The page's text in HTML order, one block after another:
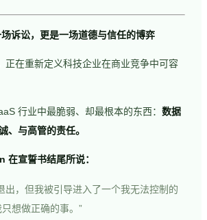
诉讼，更是一场道德与信任的博弈
正在重新定义科技企业在商业竞争中可容
行业中最脆弱、却最根本的东西： 数据
、与高管的责任。
宣誓书结尾所说：
出，但我被引导进入了一个我无法控制的
想做正确的事。”